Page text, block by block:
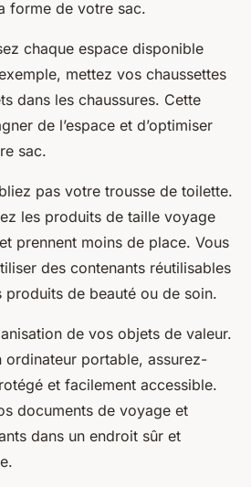
forme de votre sac.
chaque espace disponible
mettez vos chaussettes
dans les chaussures. Cette
de l’espace et d’optimiser
sac.
pas votre trousse de toilette.
les produits de taille voyage
prennent moins de place. Vous
des contenants réutilisables
de beauté ou de soin.
de vos objets de valeur.
ordinateur portable, assurez-
et facilement accessible.
documents de voyage et
dans un endroit sûr et